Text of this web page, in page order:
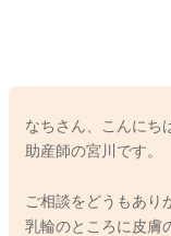
なちさん、こんにち
助産師の宮川です。
ご相談をどうもあり
乳輪のところに皮膚